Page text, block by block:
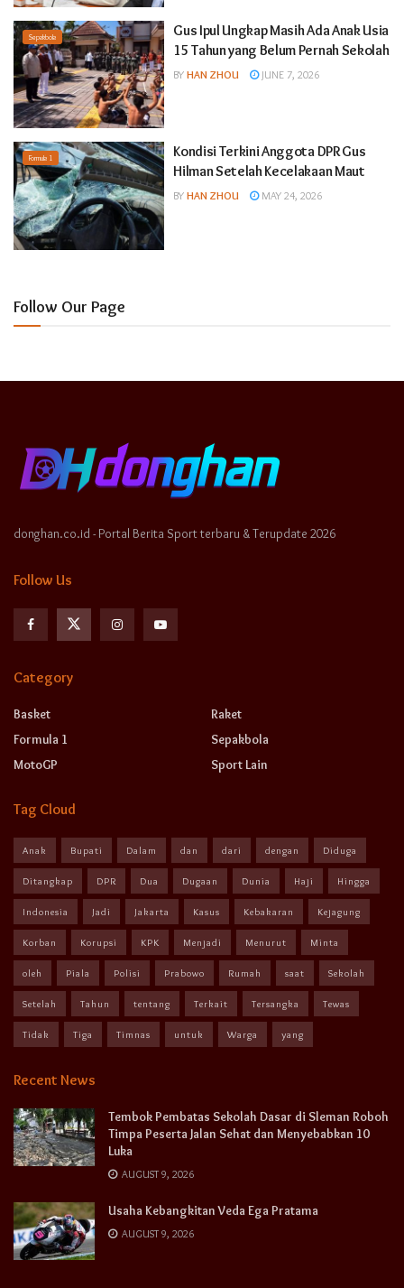
Sepakbola
Gus Ipul Ungkap Masih Ada Anak Usia
15 Tahun yang Belum Pernah Sekolah
BY HAN ZHOU JUNE 7, 2026
Formula 1
Kondisi Terkini Anggota DPR Gus
Hilman Setelah Kecelakaan Maut
BY HAN ZHOU MAY 24, 2026
Follow Our Page
donghan.co.id - Portal Berita Sport terbaru & Terupdate 2026
Follow Us
Category
Basket
Formula 1
MotoGP
Raket
Sepakbola
Sport Lain
Tag Cloud
Anak Bupati Dalam dan dari dengan Diduga
Ditangkap DPR Dua Dugaan Dunia Haji Hingga
Indonesia Jadi Jakarta Kasus Kebakaran Kejagung
Korban Korupsi KPK Menjadi Menurut Minta
oleh Piala Polisi Prabowo Rumah saat Sekolah
Setelah Tahun tentang Terkait Tersangka Tewas
Tidak Tiga Timnas untuk Warga yang
Recent News
Tembok Pembatas Sekolah Dasar di Sleman Roboh
Timpa Peserta Jalan Sehat dan Menyebabkan 10
Luka
AUGUST 9, 2026
Usaha Kebangkitan Veda Ega Pratama
AUGUST 9, 2026